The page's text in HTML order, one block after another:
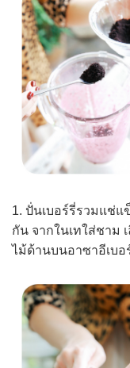
1. ปั่นเบอร์รี่รวมแช่แ
กัน จากในเทใส่ชาม
ไม้ด้านบนอาซาอีเบอ